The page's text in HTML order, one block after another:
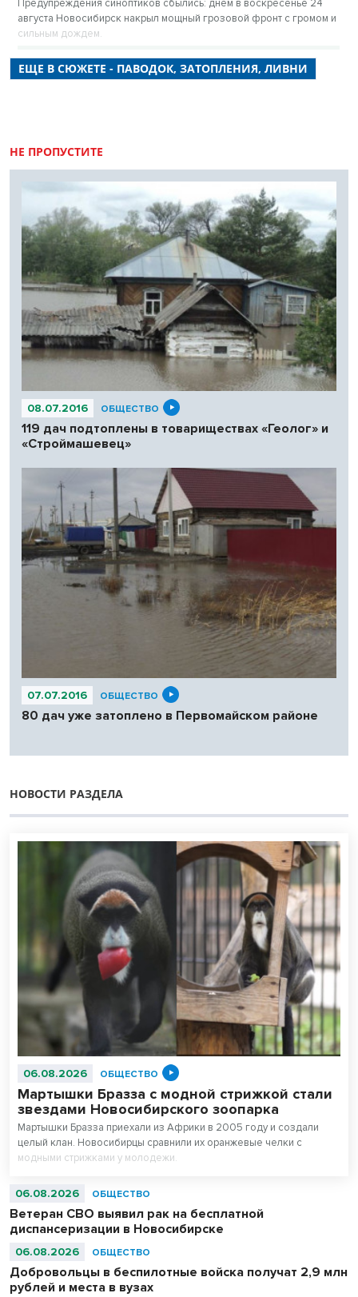
Предупреждения синоптиков сбылись: днем в воскресенье 24
августа Новосибирск накрыл мощный грозовой фронт с громом и
сильным дождем.
ЕЩЕ В СЮЖЕТЕ - ПАВОДОК, ЗАТОПЛЕНИЯ, ЛИВНИ
НЕ ПРОПУСТИТЕ
08.07.2016 ОБЩЕСТВО
119 дач подтоплены в товариществах «Геолог» и
«Строймашевец»
07.07.2016 ОБЩЕСТВО
80 дач уже затоплено в Первомайском районе
НОВОСТИ РАЗДЕЛА
06.08.2026 ОБЩЕСТВО
Мартышки Бразза с модной стрижкой стали
звездами Новосибирского зоопарка
Мартышки Бразза приехали из Африки в 2005 году и создали
целый клан. Новосибирцы сравнили их оранжевые челки с
модными стрижками у молодежи.
06.08.2026 ОБЩЕСТВО
Ветеран СВО выявил рак на бесплатной
диспансеризации в Новосибирске
06.08.2026 ОБЩЕСТВО
Добровольцы в беспилотные войска получат 2,9 млн
рублей и места в вузах